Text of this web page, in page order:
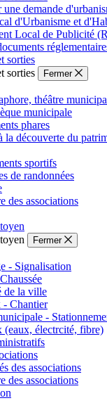
une demande
d'Urbanisme et
Local de Publicité
sorties
sorties
Fermer
théâtre
municipale
phares
la découverte du
sportifs
de randonnées
des associations
Fermer
- Signalisation
de la ville
- Chantier
-
(eaux, électrcité, fibre)
des associations
des associations